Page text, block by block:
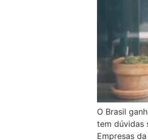
O Brasil
tem dúvidas
Empresas